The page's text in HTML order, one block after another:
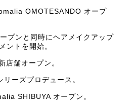
OMOTESANDO オープ
プンと同時にヘアメイクアップ
ントを開始。
店舗オープン。
ーズプロデュース。
SHIBUYA オープン。